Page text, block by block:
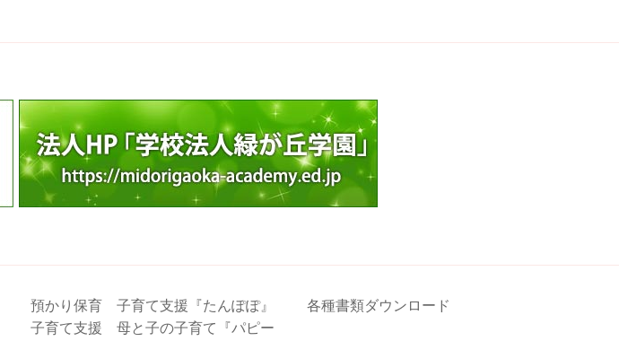
預かり保育 子育て支援『たんぽぽ』
子育て支援 母と子の子育て『パピー
各種書類ダウンロード